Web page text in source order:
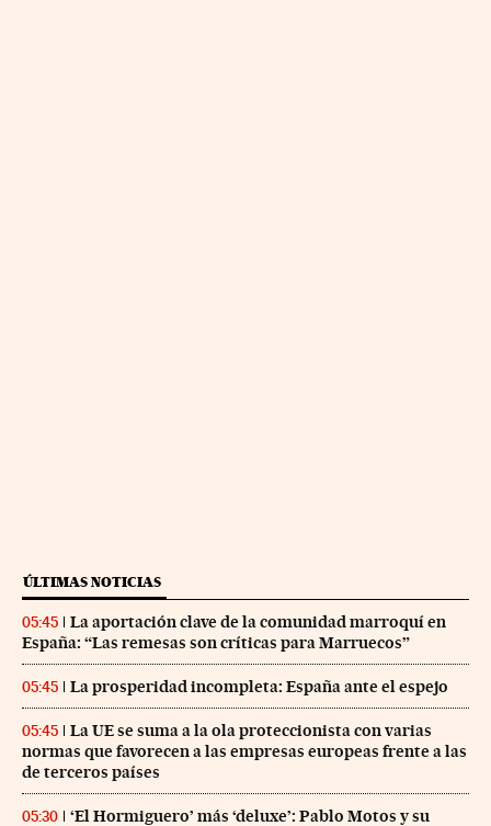
ÚLTIMAS NOTICIAS
05:45
La aportación clave de la comunidad marroquí en
España: “Las remesas son críticas para Marruecos”
05:45 La prosperidad incompleta: España ante el espejo
05:45
La UE se suma a la ola proteccionista con varias
normas que favorecen a las empresas europeas frente a las
de terceros países
05:30 ‘El Hormiguero’ más ‘deluxe’: Pablo Motos y su